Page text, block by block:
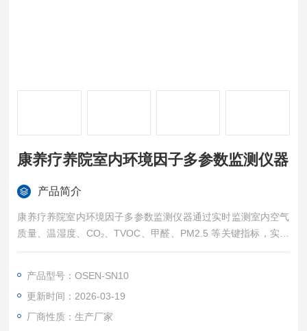
康养疗养院室内环境因子多参数监测仪器
产品简介
康养疗养院室内环境因子多参数监测仪器通过实时监测室内空气
质量、温湿度、CO₂、TVOC、甲醛、PM2.5 等关键指标，实现
环境数据采集、异常告警与远程监管，可广泛应用于家庭、办
适、健康的室内环境，助力智慧楼宇与健康建筑建设，提升室内
环境管理的智能化与精细化水平。
产品型号：OSEN-SN10
更新时间：2026-03-19
厂商性质：生产厂家